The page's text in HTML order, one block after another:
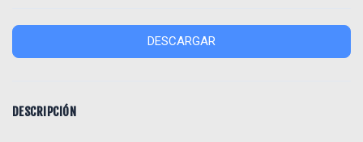
DESCARGAR
DESCRIPCIÓN